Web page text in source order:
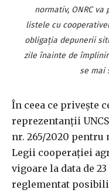
normativ, ONRC
listele cu
obligaţia depunerii
zile înainte de
se mai
În ceea ce priveşte
reprezentanţii
nr. 265/2020
Legii cooperaţiei
vigoare la data de
reglementat